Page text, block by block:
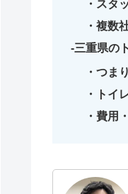
スタ
複数
三重県の
つま
トイ
費用